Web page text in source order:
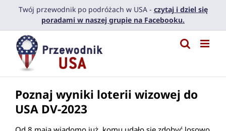
PrzejdźTwój przewodnik po podróżach w USA - czytaj i dziel się
poradami w naszej grupie na Facebooku.
Poznaj wyniki loterii wizowej do
USA DV-2023